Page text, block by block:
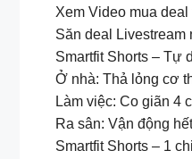
Xem Video mua
Săn deal Livestream
Smartfit Shorts – Tự
Ở nhà: Thả lỏng cơ
Làm việc: Co giãn 4
Ra sân: Vận động
Smartfit Shorts – 1